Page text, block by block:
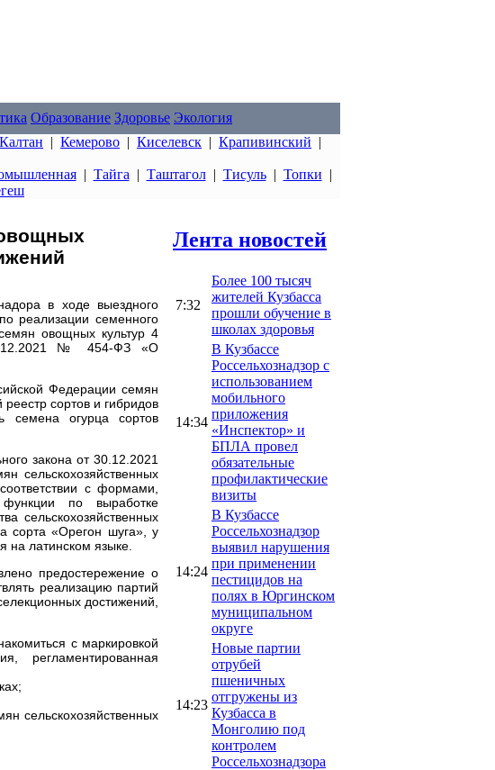
Образование Здоровье Экология
Калтан | Кемерово | Киселевск | Крапивинский |
| Тайга | Таштагол| Тисуль| Топки |
в ходе выездного
реализации семенного
овощных культур 4
№ 454-ФЗ «О
Федерации семян
сортов и гибридов
семена огурца сортов
закона от 30.12.2021
сельскохозяйственных
с формами,
по выработке
сельскохозяйственных
сорта «Орегон шуга», у
на латинском языке.
предостережение о
реализацию партий
достижений,
с маркировкой
регламентированная
сельскохозяйственных
Лента новостей
7:32
Более 100 тысяч
жителей Кузбасса
прошли обучение в
школах здоровья
14:34
В Кузбассе
Россельхознадзор с
использованием
мобильного
приложения
«Инспектор» и
БПЛА провел
обязательные
профилактические
визиты
14:24
В Кузбассе
Россельхознадзор
выявил нарушения
при применении
пестицидов на
полях в Юргинском
муниципальном
округе
14:23
Новые партии
отрубей
пшеничных
отгружены из
Кузбасса в
Монголию под
контролем
Россельхознадзора